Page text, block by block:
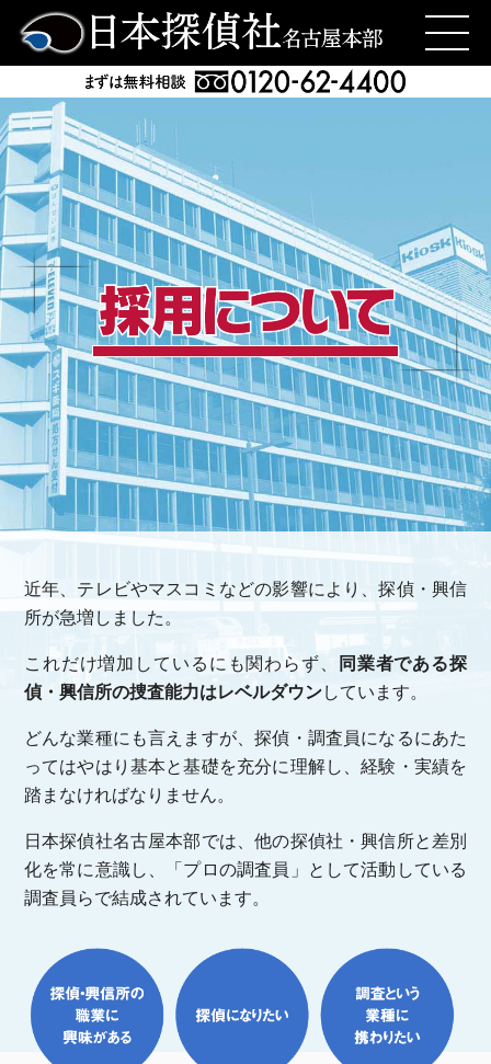
日本探偵社名古屋本部>採用について
近年、テレビやマスコミなどの影響により、探偵・興信
所が急増しました。
これだけ増加しているにも関わらず、
同業者である探
偵・興信所の捜査能力はレベルダウンしています。
どんな業種にも言えますが、探偵・調査員になるにあた
ってはやはり基本と基礎を充分に理解し、経験・実績を
踏まなければなりません。
日本探偵社名古屋本部では、他の探偵社・興信所と差別
化を常に意識し、「プロの調査員」として活動している
調査員らで結成されています。